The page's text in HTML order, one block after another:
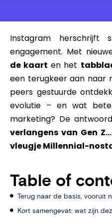
Instagram herschrijft
engagement. Met
de kaart en het
een terugkeer aan naar
peers gestuurde
evolutie – en wat
marketing? De
verlangens van Gen
vleugje Millennial-
Table of
Terug naar de basis, vooruit
Kort samengevat: wat zijn